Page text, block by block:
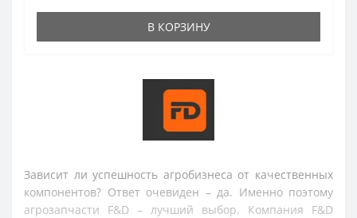
В КОРЗИНУ
Зависит ли успешность агробизнеса от качественных
компонентов? Ответ очевиден – да. Именно поэтому
агрозапчасти F&D – лучший выбор. Компания F&D